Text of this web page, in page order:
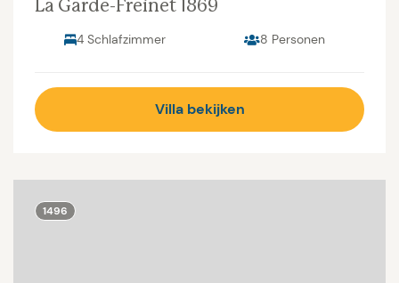
La Garde-Freinet 1869
4 Schlafzimmer 8 Personen
Villa bekijken
1496